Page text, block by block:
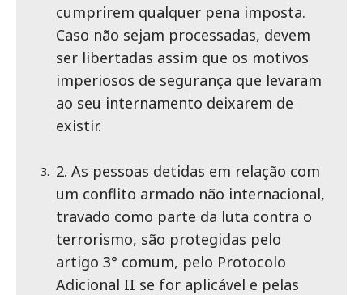
cumprirem qualquer pena imposta.
Caso não sejam processadas, devem
ser libertadas assim que os motivos
imperiosos de segurança que levaram
ao seu internamento deixarem de
existir.
2. As pessoas detidas em relação com
um conflito armado não internacional,
travado como parte da luta contra o
terrorismo, são protegidas pelo
artigo 3° comum, pelo Protocolo
Adicional II se for aplicável e pelas